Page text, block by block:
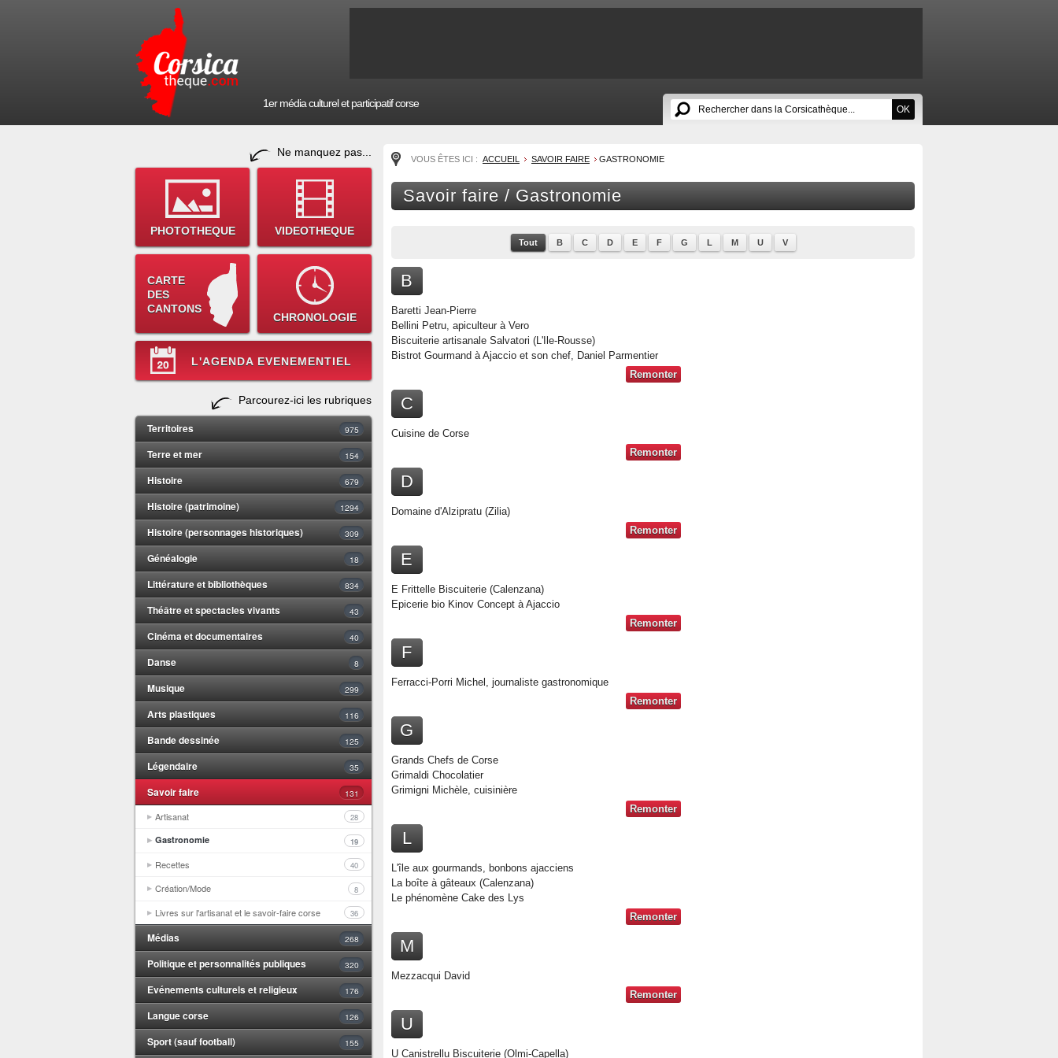
1er média culturel et participatif corse
Ne manquez pas...
PHOTOTHEQUE VIDEOTHEQUE
CARTE
DES
CANTONS
CHRONOLOGIE
L'AGENDA EVENEMENTIEL
Parcourez-ici les rubriques
Territoires 975
Terre et mer 154
Histoire 679
Histoire (patrimoine) 1294
Histoire (personnages historiques) 309
Généalogie 18
Littérature et bibliothèques 834
Théâtre et spectacles vivants 43
Cinéma et documentaires 40
Danse 8
Musique 299
Arts plastiques 116
Bande dessinée 125
Légendaire 35
Savoir faire 131
Artisanat 28
Gastronomie 19
Recettes 40
Création/Mode 8
Livres sur l'artisanat et le savoir-faire corse 36
Médias 268
Politique et personnalités publiques 320
Evénements culturels et religieux 176
Langue corse 126
Sport (sauf football) 155
VOUS ÊTES ICI : ACCUEIL SAVOIR FAIRE GASTRONOMIE
Savoir faire / Gastronomie
Tout B C D E F G L M U V
B
Baretti Jean-Pierre
Bellini Petru, apiculteur à Vero
Biscuiterie artisanale Salvatori (L'Ile-Rousse)
Bistrot Gourmand à Ajaccio et son chef, Daniel Parmentier
Remonter
C
Cuisine de Corse
Remonter
D
Domaine d'Alzipratu (Zilia)
Remonter
E
E Frittelle Biscuiterie (Calenzana)
Epicerie bio Kinov Concept à Ajaccio
Remonter
F
Ferracci-Porri Michel, journaliste gastronomique
Remonter
G
Grands Chefs de Corse
Grimaldi Chocolatier
Grimigni Michèle, cuisinière
Remonter
L
L'île aux gourmands, bonbons ajacciens
La boîte à gâteaux (Calenzana)
Le phénomène Cake des Lys
Remonter
M
Mezzacqui David
Remonter
U
U Canistrellu Biscuiterie (Olmi-Capella)